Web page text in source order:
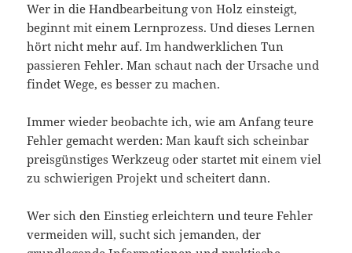
Wer in die Handbearbeitung von Holz einsteigt,
beginnt mit einem Lernprozess. Und dieses Lernen
hört nicht mehr auf. Im handwerklichen Tun
passieren Fehler. Man schaut nach der Ursache und
findet Wege, es besser zu machen.
Immer wieder beobachte ich, wie am Anfang teure
Fehler gemacht werden: Man kauft sich scheinbar
preisgünstiges Werkzeug oder startet mit einem viel
zu schwierigen Projekt und scheitert dann.
Wer sich den Einstieg erleichtern und teure Fehler
vermeiden will, sucht sich jemanden, der